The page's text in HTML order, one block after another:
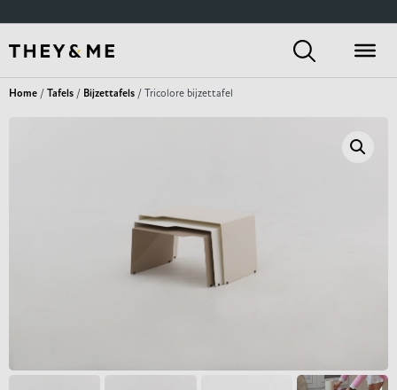
Home / Tafels / Bijzettafels / Tricolore bijzettafel